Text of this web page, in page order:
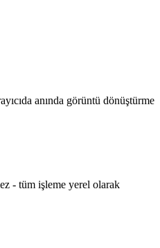
anında görüntü dönüştürme
- tüm işleme yerel olarak